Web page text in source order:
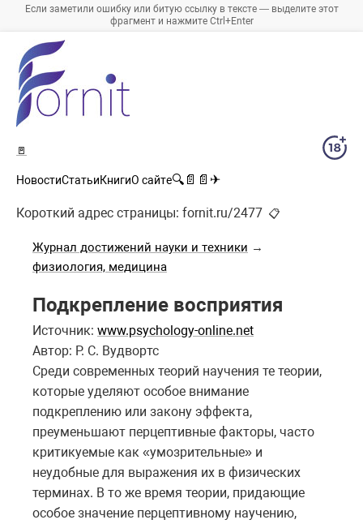
Если заметили ошибку или битую ссылку в тексте — выделите этот
фрагмент и нажмите Ctrl+Enter
🚪
НовостиСтатьиКнигиО сайте🔍 📄 📄 ✈
Короткий адрес страницы: fornit.ru/2477 📋
Журнал достижений науки и техники →
физиология, медицина
Подкрепление восприятия
Источник: www.psychology-online.net
Автор: P. С. Вудвортс
Среди современных теорий научения те теории,
которые уделяют особое внимание
подкреплению или закону эффекта,
преуменьшают перцептивные факторы, часто
критикуемые как «умозрительные» и
неудобные для выражения их в физических
терминах. В то же время теории, придающие
особое значение перцептивному научению,